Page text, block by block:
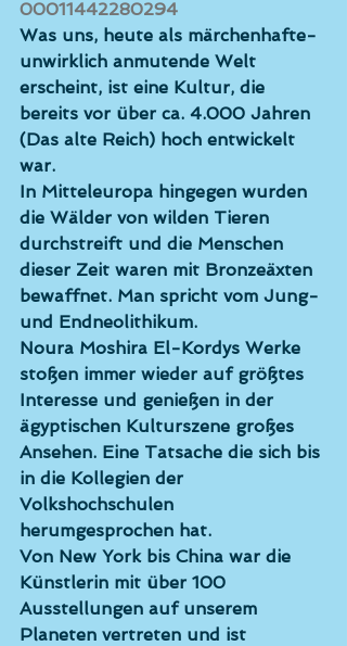
00011442280294
Was uns, heute als märchenhafte-
unwirklich anmutende Welt
erscheint, ist eine Kultur, die
bereits vor über ca. 4.000 Jahren
(Das alte Reich) hoch entwickelt
war.
In Mitteleuropa hingegen wurden
die Wälder von wilden Tieren
durchstreift und die Menschen
dieser Zeit waren mit Bronzeäxten
bewaffnet. Man spricht vom Jung-
und Endneolithikum.
Noura Moshira El-Kordys Werke
stoßen immer wieder auf größtes
Interesse und genießen in der
ägyptischen Kulturszene großes
Ansehen. Eine Tatsache die sich bis
in die Kollegien der
Volkshochschulen
herumgesprochen hat.
Von New York bis China war die
Künstlerin mit über 100
Ausstellungen auf unserem
Planeten vertreten und ist